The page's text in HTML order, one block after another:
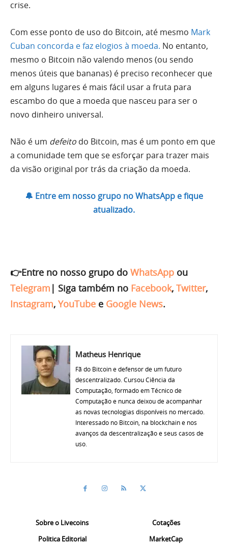
crise.
Com esse ponto de uso do Bitcoin, até mesmo Mark
Cuban concorda e faz elogios à moeda. No entanto,
mesmo o Bitcoin não valendo menos (ou sendo
menos úteis que bananas) é preciso reconhecer que
em alguns lugares é mais fácil usar a fruta para
escambo do que a moeda que nasceu para ser o
novo dinheiro universal.
Não é um defeito do Bitcoin, mas é um ponto em que
a comunidade tem que se esforçar para trazer mais
da visão original por trás da criação da moeda.
🔔 Entre em nosso grupo no WhatsApp e fique
atualizado.
👉Entre no nosso grupo do WhatsApp ou
Telegram | Siga também no Facebook, Twitter,
Instagram, YouTube e Google News.
Matheus Henrique
Fã do Bitcoin e defensor de um futuro
descentralizado. Cursou Ciência da
Computação, formado em Técnico de
Computação e nunca deixou de acompanhar
as novas tecnologias disponíveis no mercado.
Interessado no Bitcoin, na blockchain e nos
avanços da descentralização e seus casos de
uso.
Sobre o Livecoins
Politica Editorial
Cotações
MarketCap